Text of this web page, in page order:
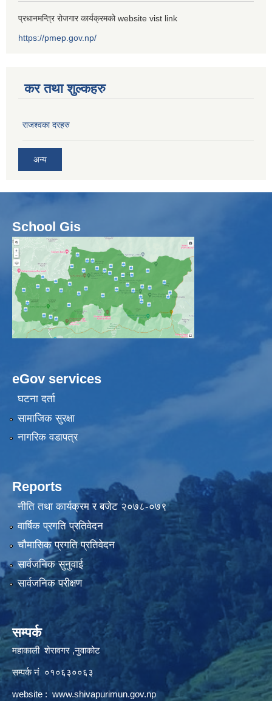
प्रधानमन्त्रि रोजगार कार्यक्रमको website vist link
https://pmep.gov.np/
कर तथा शुल्कहरु
राजश्वका दरहरु
अन्य
School Gis
eGov services
घटना दर्ता
सामाजिक सुरक्षा
नागरिक वडापत्र
Reports
नीति तथा कार्यक्रम र बजेट २०७८-०७९
वार्षिक प्रगति प्रतिवेदन
चौमासिक प्रगति प्रतिवेदन
सार्वजनिक सुनुवाई
सार्वजनिक परीक्षण
सम्पर्क
महाकाली शेरावगर ,नुवाकोट
सम्पर्क नं ०१०६३००६३
website : www.shivapurimun.gov.np